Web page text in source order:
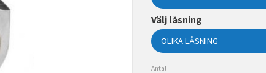
Välj låsning
Antal